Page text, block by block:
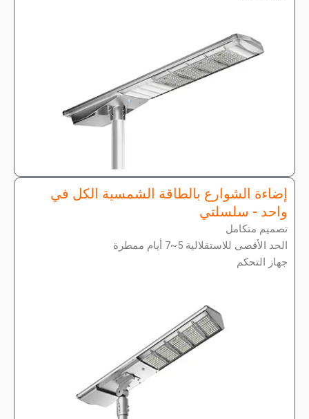
إضاءة الشوارع بالطاقة الشمسية الكل في
واحد - سلسلتي
تصميم متكامل
الحد الأقصى للاستقلالية 5~7 أيام ممطرة
جهاز التحكم